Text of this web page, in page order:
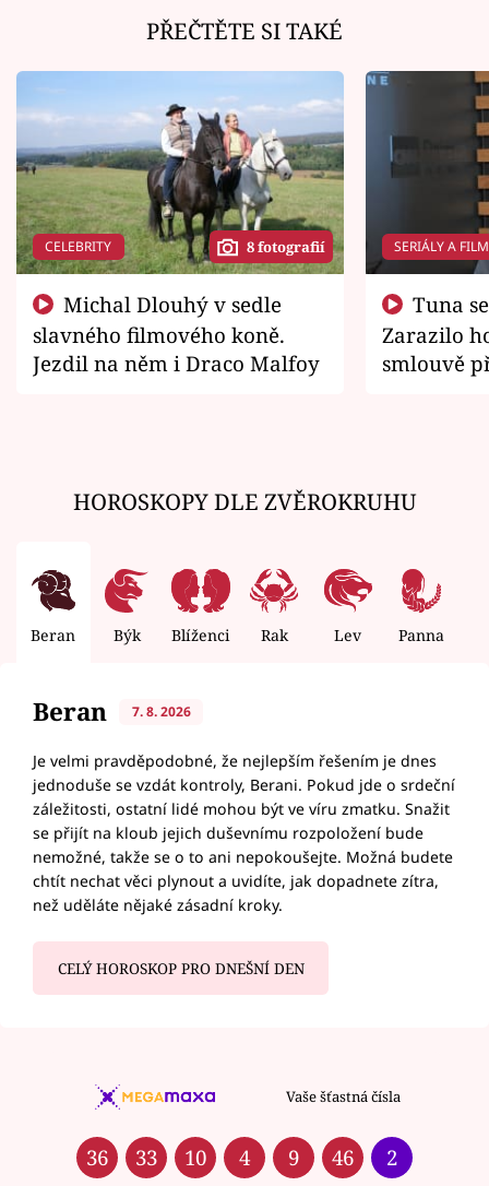
PŘEČTĚTE SI TAKÉ
CELEBRITY 8 fotografií
slavného filmového koně.
Jezdil na něm i Draco Malfoy
SERIÁLY A
Zarazilo
smlouvě
HOROSKOPY DLE ZVĚROKRUHU
Beran Býk Blíženci Rak Lev Panna
Beran 7. 8. 2026
Je velmi pravděpodobné, že nejlepším řešením je dnes
jednoduše se vzdát kontroly, Berani. Pokud jde o srdeční
záležitosti, ostatní lidé mohou být ve víru zmatku. Snažit
se přijít na kloub jejich duševnímu rozpoložení bude
nemožné, takže se o to ani nepokoušejte. Možná budete
chtít nechat věci plynout a uvidíte, jak dopadnete zítra,
než uděláte nějaké zásadní kroky.
CELÝ HOROSKOP PRO DNEŠNÍ DEN
Vaše šťastná čísla
36 33 10 4 9 46 2